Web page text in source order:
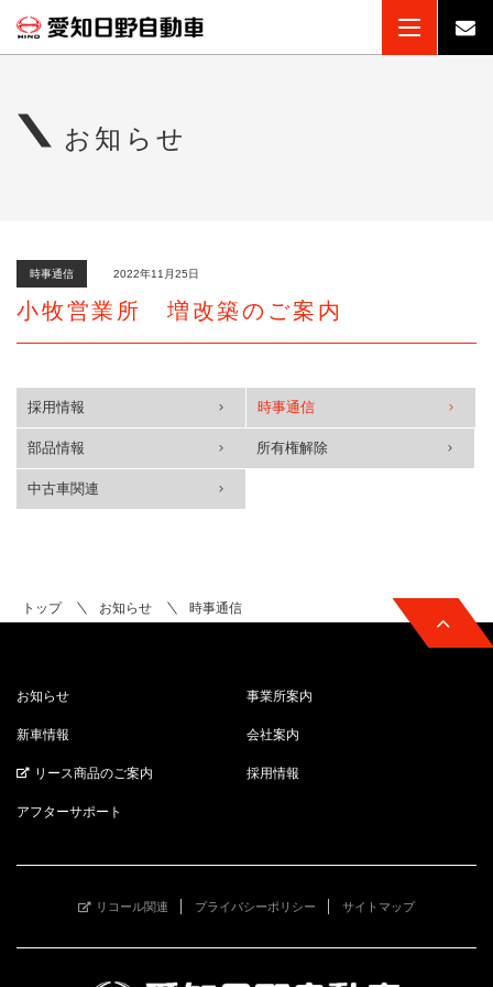
お知らせ
時事通信 2022年11月25日
小牧営業所 増改築のご案内
採用情報 時事通信
部品情報 所有権解除
中古車関連
トップ お知らせ 時事通信
お知らせ
新車情報
リース商品のご案内
アフターサポート
事業所案内
会社案内
採用情報
リコール関連 プライバシーポリシー サイトマップ